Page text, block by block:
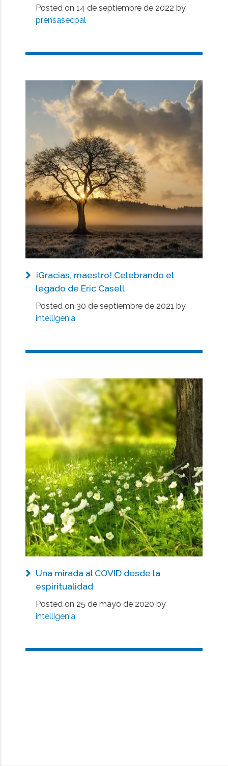
Posted on 14 de septiembre de 2022 by
prensasecpal
¡Gracias, maestro! Celebrando el
legado de Eric Casell
Posted on 30 de septiembre de 2021 by
intelligenia
Una mirada al COVID desde la
espiritualidad
Posted on 25 de mayo de 2020 by
intelligenia